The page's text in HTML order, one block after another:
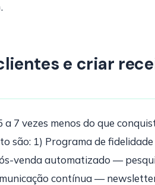
e criar
a 7 vezes menos do que
são: 1) Programa de
venda automatizado —
contínua —